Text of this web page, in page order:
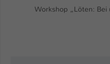
Workshop „Löten: Bei